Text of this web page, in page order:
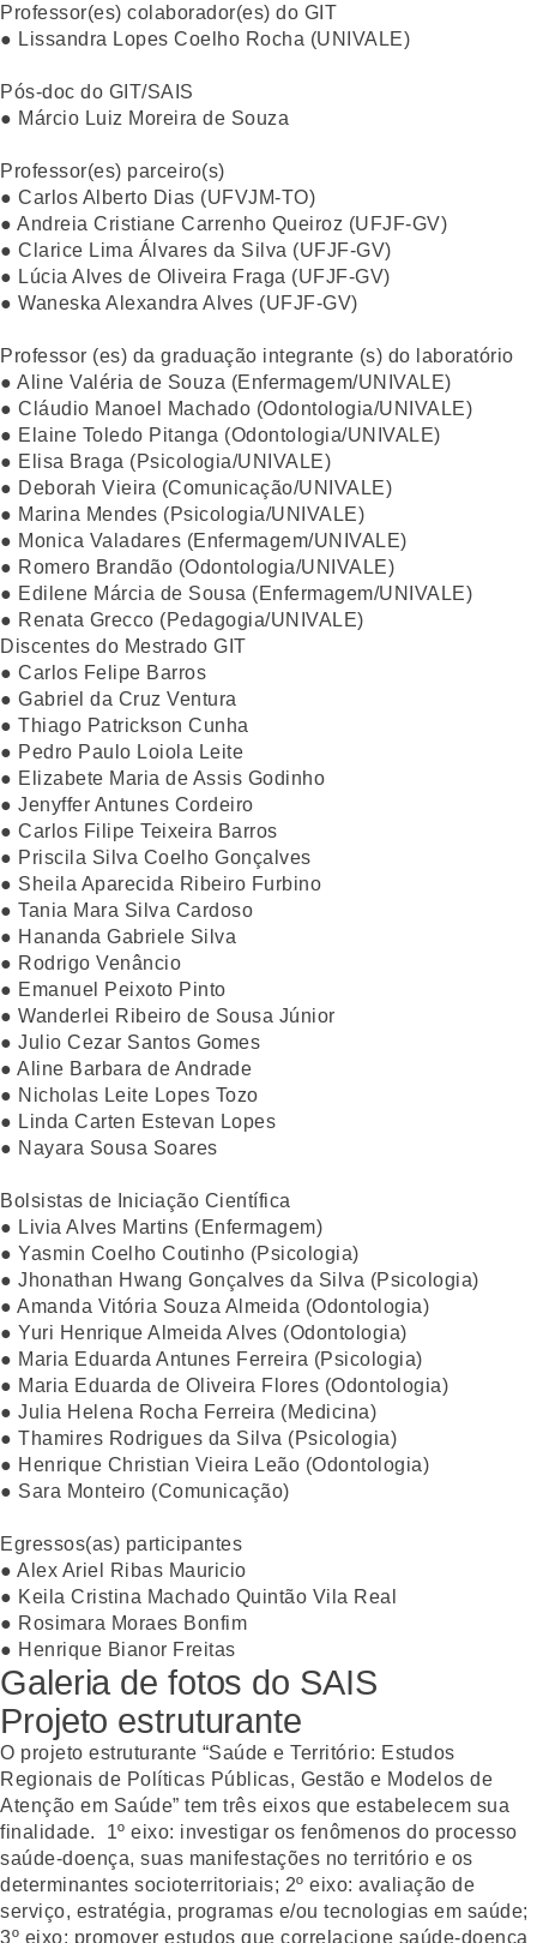
Professor(es) colaborador(es) do GIT
● Lissandra Lopes Coelho Rocha (UNIVALE)
Pós-doc do GIT/SAIS
● Márcio Luiz Moreira de Souza
Professor(es) parceiro(s)
● Carlos Alberto Dias (UFVJM-TO)
● Andreia Cristiane Carrenho Queiroz (UFJF-GV)
● Clarice Lima Álvares da Silva (UFJF-GV)
● Lúcia Alves de Oliveira Fraga (UFJF-GV)
● Waneska Alexandra Alves (UFJF-GV)
Professor (es) da graduação integrante (s) do laboratório
● Aline Valéria de Souza (Enfermagem/UNIVALE)
● Cláudio Manoel Machado (Odontologia/UNIVALE)
● Elaine Toledo Pitanga (Odontologia/UNIVALE)
● Elisa Braga (Psicologia/UNIVALE)
● Deborah Vieira (Comunicação/UNIVALE)
● Marina Mendes (Psicologia/UNIVALE)
● Monica Valadares (Enfermagem/UNIVALE)
● Romero Brandão (Odontologia/UNIVALE)
● Edilene Márcia de Sousa (Enfermagem/UNIVALE)
● Renata Grecco (Pedagogia/UNIVALE)
Discentes do Mestrado GIT
● Carlos Felipe Barros
● Gabriel da Cruz Ventura
● Thiago Patrickson Cunha
● Pedro Paulo Loiola Leite
● Elizabete Maria de Assis Godinho
● Jenyffer Antunes Cordeiro
● Carlos Filipe Teixeira Barros
● Priscila Silva Coelho Gonçalves
● Sheila Aparecida Ribeiro Furbino
● Tania Mara Silva Cardoso
● Hananda Gabriele Silva
● Rodrigo Venâncio
● Emanuel Peixoto Pinto
● Wanderlei Ribeiro de Sousa Júnior
● Julio Cezar Santos Gomes
● Aline Barbara de Andrade
● Nicholas Leite Lopes Tozo
● Linda Carten Estevan Lopes
● Nayara Sousa Soares
Bolsistas de Iniciação Científica
● Livia Alves Martins (Enfermagem)
● Yasmin Coelho Coutinho (Psicologia)
● Jhonathan Hwang Gonçalves da Silva (Psicologia)
● Amanda Vitória Souza Almeida (Odontologia)
● Yuri Henrique Almeida Alves (Odontologia)
● Maria Eduarda Antunes Ferreira (Psicologia)
● Maria Eduarda de Oliveira Flores (Odontologia)
● Julia Helena Rocha Ferreira (Medicina)
● Thamires Rodrigues da Silva (Psicologia)
● Henrique Christian Vieira Leão (Odontologia)
● Sara Monteiro (Comunicação)
Egressos(as) participantes
● Alex Ariel Ribas Mauricio
● Keila Cristina Machado Quintão Vila Real
● Rosimara Moraes Bonfim
● Henrique Bianor Freitas
Galeria de fotos do SAIS
Projeto estruturante
O projeto estruturante “Saúde e Território: Estudos
Regionais de Políticas Públicas, Gestão e Modelos de
Atenção em Saúde” tem três eixos que estabelecem sua
finalidade. 1º eixo: investigar os fenômenos do processo
saúde-doença, suas manifestações no território e os
determinantes socioterritoriais; 2º eixo: avaliação de
serviço, estratégia, programas e/ou tecnologias em saúde;
3º eixo: promover estudos que correlacione saúde-doença